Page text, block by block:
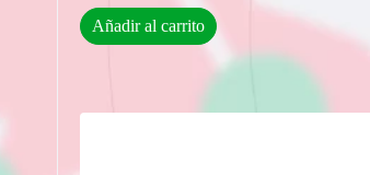
Añadir al carrito